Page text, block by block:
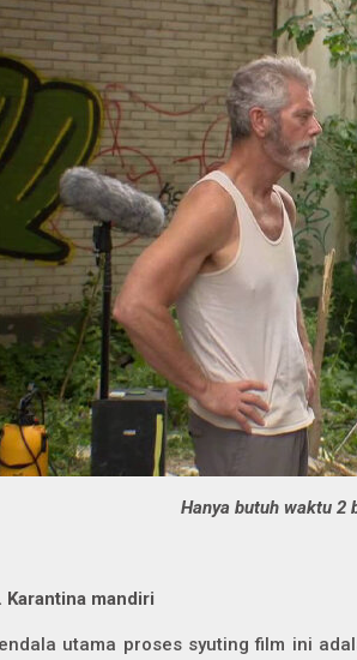
Hanya butuh waktu 2
Karantina mandiri
utama proses syuting film ini